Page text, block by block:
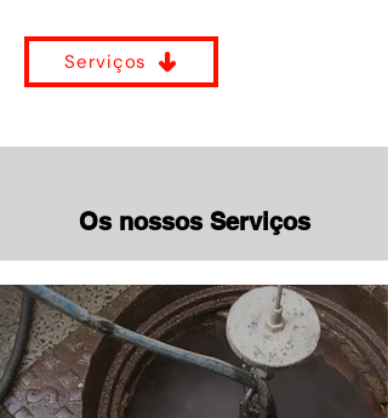
Serviços
Os nossos Serviços